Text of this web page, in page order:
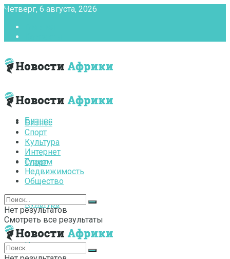
Четверг, 6 августа, 2026
Бизнес
Спорт
Культура
Интернет
Бизнес
Спорт
Культура
Интернет
Туризм
Недвижимость
Общество
Нет результатов
Смотреть все результаты